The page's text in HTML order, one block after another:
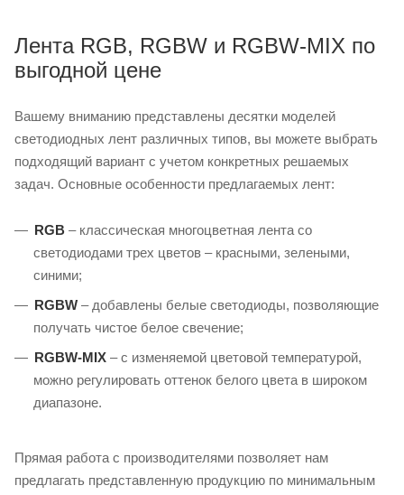
Лента RGB, RGBW и RGBW-MIX по
выгодной цене
Вашему вниманию представлены десятки моделей
светодиодных лент различных типов, вы можете выбрать
подходящий вариант с учетом конкретных решаемых
задач. Основные особенности предлагаемых лент:
RGB – классическая многоцветная лента со
светодиодами трех цветов – красными, зелеными,
синими;
RGBW – добавлены белые светодиоды, позволяющие
получать чистое белое свечение;
RGBW-MIX – с изменяемой цветовой температурой,
можно регулировать оттенок белого цвета в широком
диапазоне.
Прямая работа с производителями позволяет нам
предлагать представленную продукцию по минимальным